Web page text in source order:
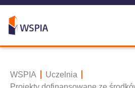
WSPIA
Uczelnia